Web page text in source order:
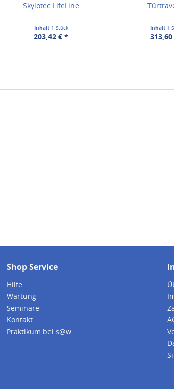
Skylotec LifeLine
Inhalt 1 Stück
203,42 € *
Inhalt 1
Shop Service
Hilfe
Wartung
Seminare
Kontakt
Praktikum bei s@w